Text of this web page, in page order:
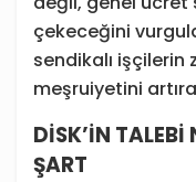
çekeceğini
sendikalı
meşruiyetini
DİSK’İN TALEBİ
ŞART